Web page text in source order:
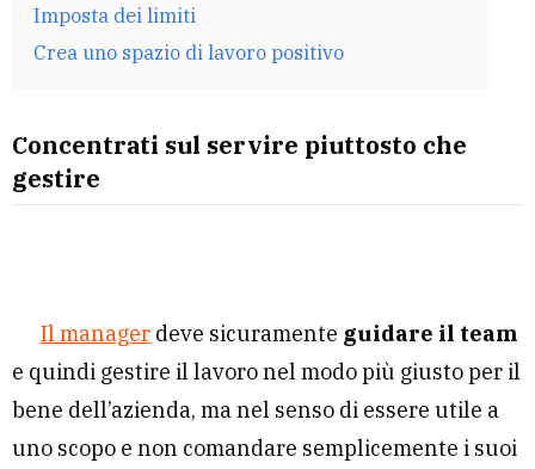
Imposta dei limiti
Crea uno spazio di lavoro positivo
Concentrati sul servire piuttosto che
gestire
Il manager deve sicuramente guidare il team
e quindi gestire il lavoro nel modo più giusto per il
bene dell’azienda, ma nel senso di essere utile a
uno scopo e non comandare semplicemente i suoi